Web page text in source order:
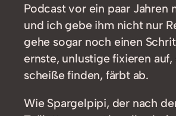
Podcast vor ein paar Jahren
und ich gebe ihm nicht nur
gehe sogar noch einen
ernste, unlustige fixieren
scheiße finden, färbt ab.
Wie Spargelpipi, der nach